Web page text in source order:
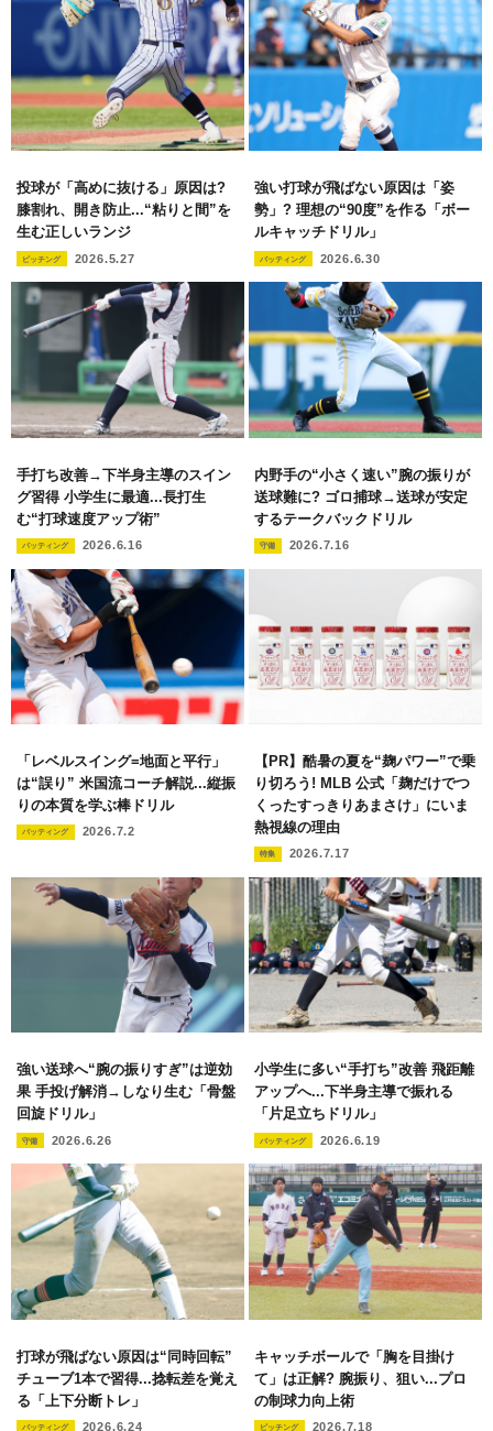
投球が「高めに抜ける」原因は?
膝割れ、開き防止...“粘りと間”を
生む正しいランジ
ピッチング 2026.5.27
強い打球が飛ばない原因は「姿
勢」? 理想の“90度”を作る「ボー
ルキャッチドリル」
バッティング 2026.6.30
手打ち改善→下半身主導のスイン
グ習得 小学生に最適...長打生
む“打球速度アップ術”
バッティング 2026.6.16
内野手の“小さく速い”腕の振りが
送球難に? ゴロ捕球→送球が安定
するテークバックドリル
守備 2026.7.16
「レベルスイング=地面と平行」
は“誤り” 米国流コーチ解説...縦振
りの本質を学ぶ棒ドリル
バッティング 2026.7.2
【PR】酷暑の夏を“麹パワー”で乗
り切ろう! MLB 公式「麹だけでつ
くったすっきりあまさけ」にいま
熱視線の理由
特集 2026.7.17
強い送球へ“腕の振りすぎ”は逆効
果 手投げ解消→しなり生む「骨盤
回旋ドリル」
守備 2026.6.26
小学生に多い“手打ち”改善 飛距離
アップへ...下半身主導で振れる
「片足立ちドリル」
バッティング 2026.6.19
打球が飛ばない原因は“同時回転”
チューブ1本で習得...捻転差を覚え
る「上下分断トレ」
バッティング 2026.6.24
キャッチボールで「胸を目掛け
て」は正解? 腕振り、狙い...プロ
の制球力向上術
ピッチング 2026.7.18